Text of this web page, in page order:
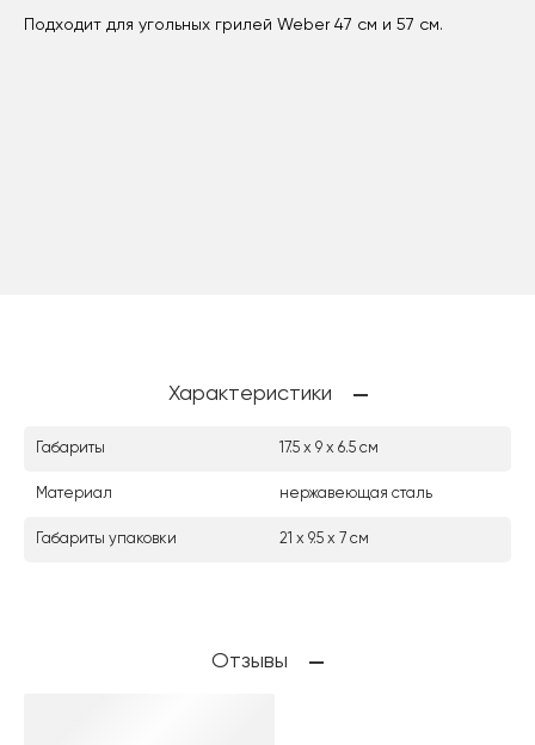
Подходит для угольных грилей Weber 47 см и 57 см.
Характеристики
Габариты 17.5 х 9 х 6.5 см
Материал нержавеющая сталь
Габариты упаковки 21 х 9.5 х 7 см
Отзывы